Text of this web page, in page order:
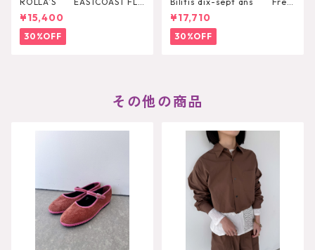
RE AVA
¥15,400
30%OFF
h Pearl Pendant
¥17,710
30%OFF
その他の商品